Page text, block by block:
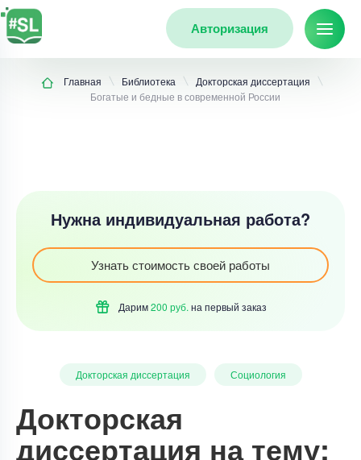
Авторизация
Главная Библиотека
Докторская диссертация
Богатые и бедные в современной России
Нужна индивидуальная работа?
Узнать стоимость своей работы
Дарим200 руб. на первый заказ
Докторская диссертация Социология
Докторская
диссертация на тему: